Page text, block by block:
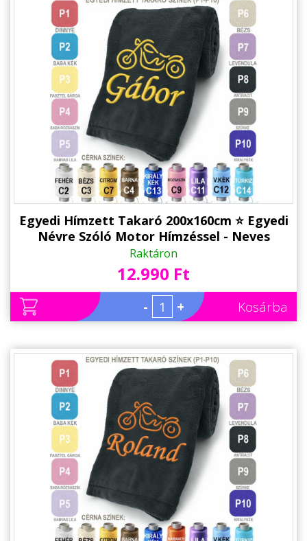
Egyedi Hímzett Takaró 200x160cm ⭐ Egyedi
Névre Szóló Motor Hímzéssel - Neves
Takaró, Pléd
Raktáron
12.990 Ft
- + Kosárba